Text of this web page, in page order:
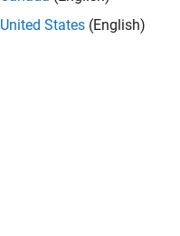
United States (English)